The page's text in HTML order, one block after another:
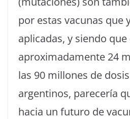
por estas vacunas que
aplicadas, y siendo
aproximadamente 24
las 90 millones de
argentinos, parecería
hacia un futuro de